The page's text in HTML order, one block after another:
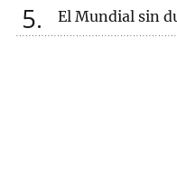
5 El Mundial sin